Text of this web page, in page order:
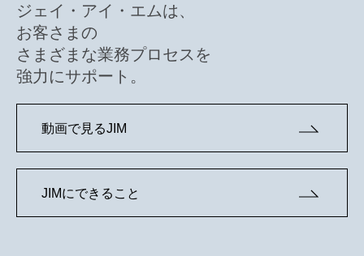
ジェイ・アイ・エムは、
お客さまの
さまざまな業務プロセスを
強力にサポート。
動画で見るJIM
JIMにできること